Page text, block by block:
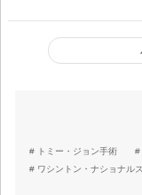
が…
トミー・ジョン手術
ワシントン・ナショナル